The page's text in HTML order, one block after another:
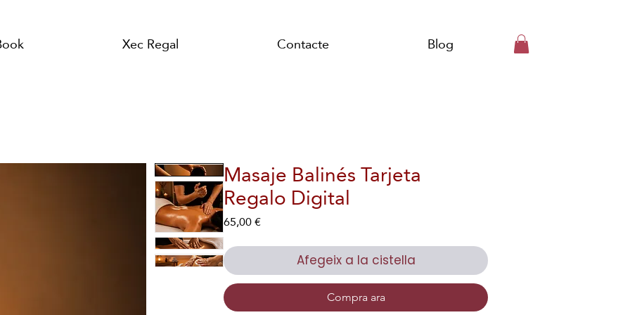
Xec Regal Contacte Blog
Masaje Balinés Tarjeta
Regalo Digital
65,00 €Price
Afegeix a la cistella
Compra ara